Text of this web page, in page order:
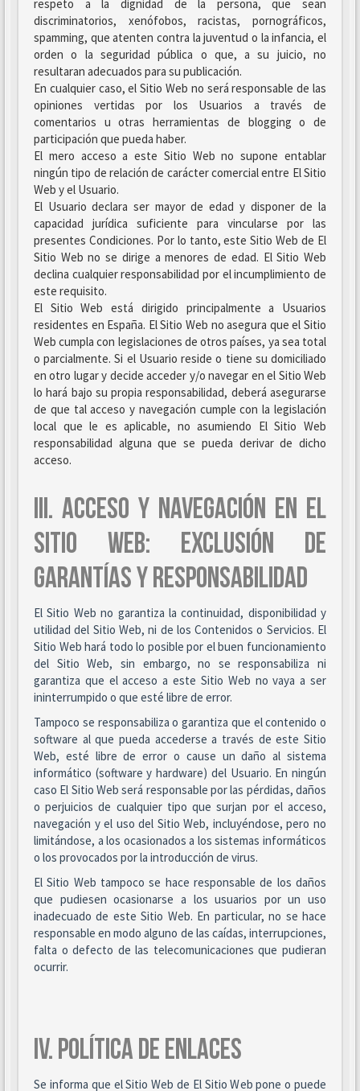
respeto a la dignidad de la persona, que sean
discriminatorios, xenófobos, racistas, pornográficos,
spamming, que atenten contra la juventud o la infancia, el
orden o la seguridad pública o que, a su juicio, no
resultaran adecuados para su publicación.
En cualquier caso, el Sitio Web no será responsable de las
opiniones vertidas por los Usuarios a través de
comentarios u otras herramientas de blogging o de
participación que pueda haber.
El mero acceso a este Sitio Web no supone entablar
ningún tipo de relación de carácter comercial entre El Sitio
Web y el Usuario.
El Usuario declara ser mayor de edad y disponer de la
capacidad jurídica suficiente para vincularse por las
presentes Condiciones. Por lo tanto, este Sitio Web de El
Sitio Web no se dirige a menores de edad. El Sitio Web
declina cualquier responsabilidad por el incumplimiento de
este requisito.
El Sitio Web está dirigido principalmente a Usuarios
residentes en España. El Sitio Web no asegura que el Sitio
Web cumpla con legislaciones de otros países, ya sea total
o parcialmente. Si el Usuario reside o tiene su domiciliado
en otro lugar y decide acceder y/o navegar en el Sitio Web
lo hará bajo su propia responsabilidad, deberá asegurarse
de que tal acceso y navegación cumple con la legislación
local que le es aplicable, no asumiendo El Sitio Web
responsabilidad alguna que se pueda derivar de dicho
acceso.
III. ACCESO Y NAVEGACIÓN EN EL
SITIO WEB: EXCLUSIÓN DE
GARANTÍAS Y RESPONSABILIDAD
El Sitio Web no garantiza la continuidad, disponibilidad y
utilidad del Sitio Web, ni de los Contenidos o Servicios. El
Sitio Web hará todo lo posible por el buen funcionamiento
del Sitio Web, sin embargo, no se responsabiliza ni
garantiza que el acceso a este Sitio Web no vaya a ser
ininterrumpido o que esté libre de error.
Tampoco se responsabiliza o garantiza que el contenido o
software al que pueda accederse a través de este Sitio
Web, esté libre de error o cause un daño al sistema
informático (software y hardware) del Usuario. En ningún
caso El Sitio Web será responsable por las pérdidas, daños
o perjuicios de cualquier tipo que surjan por el acceso,
navegación y el uso del Sitio Web, incluyéndose, pero no
limitándose, a los ocasionados a los sistemas informáticos
o los provocados por la introducción de virus.
El Sitio Web tampoco se hace responsable de los daños
que pudiesen ocasionarse a los usuarios por un uso
inadecuado de este Sitio Web. En particular, no se hace
responsable en modo alguno de las caídas, interrupciones,
falta o defecto de las telecomunicaciones que pudieran
ocurrir.
IV. POLÍTICA DE ENLACES
Se informa que el Sitio Web de El Sitio Web pone o puede